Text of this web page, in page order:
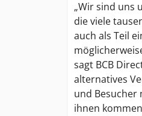
„Wir sind uns
die viele
auch als Teil
sagt BCB
alternatives
und Besucher
ihnen